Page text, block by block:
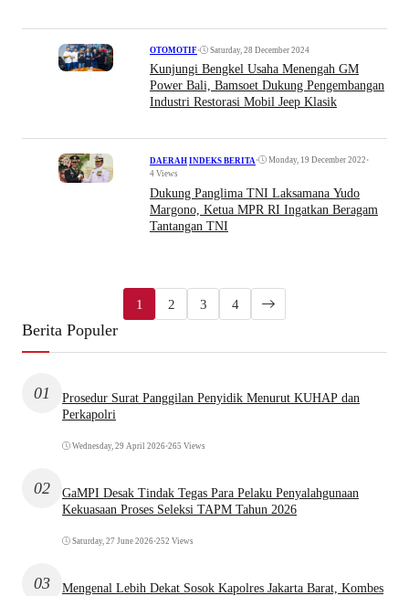
OTOMOTIF • Saturday, 28 December 2024
Kunjungi Bengkel Usaha Menengah GM
Power Bali, Bamsoet Dukung Pengembangan
Industri Restorasi Mobil Jeep Klasik
DAERAH INDEKS BERITA • Monday, 19 December 2022 •
4 Views
Dukung Panglima TNI Laksamana Yudo
Margono, Ketua MPR RI Ingatkan Beragam
Tantangan TNI
1 2 3 4
Berita Populer
01
Prosedur Surat Panggilan Penyidik Menurut KUHAP dan
Perkapolri
Wednesday, 29 April 2026•265 Views
02
GaMPI Desak Tindak Tegas Para Pelaku Penyalahgunaan
Kekuasaan Proses Seleksi TAPM Tahun 2026
Saturday, 27 June 2026•252 Views
03
Mengenal Lebih Dekat Sosok Kapolres Jakarta Barat, Kombes